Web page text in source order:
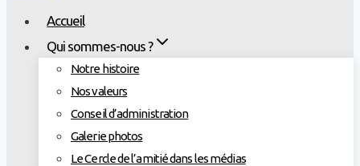
Accueil
Qui sommes-nous ?
Notre histoire
Nos valeurs
Conseil d’administration
Galerie photos
Le Cercle de l’amitié dans les médias